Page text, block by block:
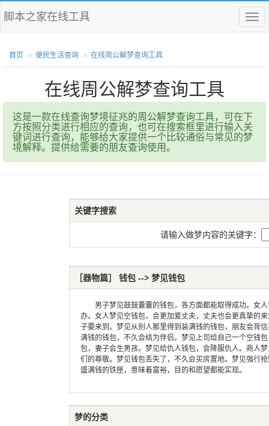
菜
单
脚本之家在线工具
首页 便民生活查询 在线周公解梦查询工具
在线周公解梦查询工具
这是一款在线查询梦境征兆的周公解梦查询工具，可在下
方按照分类进行相应的查询，也可在搜索框里进行输入关
键词进行查询，能够给大家提供一个比较通俗与常见的梦
境解释。提供给需要的朋友查询使用。
关键字搜索
请输入做梦内容的关键字：
［器物篇］ 钱包 --> 梦见钱包
男子梦见鼓鼓囊囊的钱包，各方面都能取得成功。女人
办。女人梦见空钱包，会更加爱丈夫，丈夫也会更真挚的
子要来到。梦见从别人那里得到装满钱的钱包，朋友会背
满钱的钱包，不久会结为伴侣。梦见上司给自己一个空钱
包，妻子会生男孩。梦见给仇人钱包，会降服仇人。商人
们的尊敬。梦见钱包丢失了，不久会买房置地。梦见强行
盛满钱的铁匣，意味着富裕，目的和愿望都能实现。
梦的分类